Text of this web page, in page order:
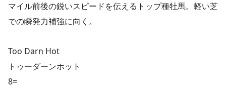
マイル前後の鋭いスピードを伝えるトップ種牡馬。軽い芝
での瞬発力補強に向く。
Too Darn Hot
トゥーダーンホット
8=